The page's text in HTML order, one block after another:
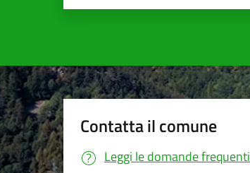
Contatta il comune
Leggi le domande frequenti